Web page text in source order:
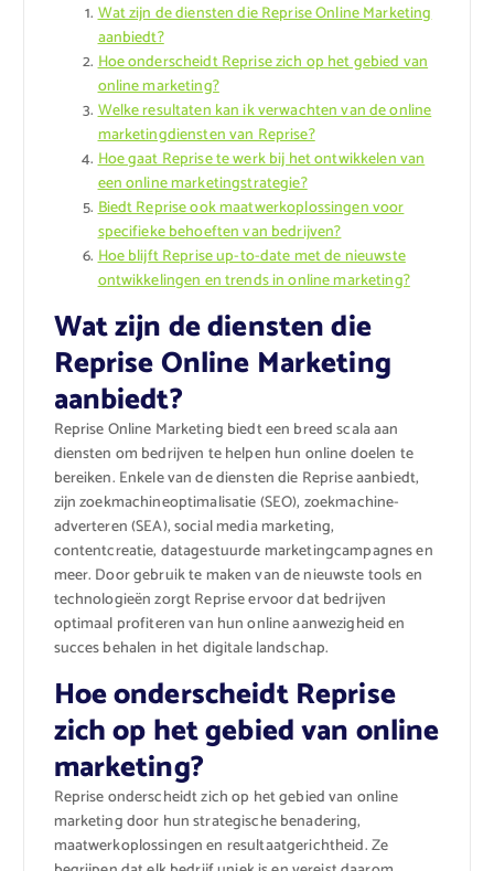
Wat zijn de diensten die Reprise Online Marketing
aanbiedt?
Hoe onderscheidt Reprise zich op het gebied van
online marketing?
Welke resultaten kan ik verwachten van de online
marketingdiensten van Reprise?
Hoe gaat Reprise te werk bij het ontwikkelen van
een online marketingstrategie?
Biedt Reprise ook maatwerkoplossingen voor
specifieke behoeften van bedrijven?
Hoe blijft Reprise up-to-date met de nieuwste
ontwikkelingen en trends in online marketing?
Wat zijn de diensten die
Reprise Online Marketing
aanbiedt?
Reprise Online Marketing biedt een breed scala aan
diensten om bedrijven te helpen hun online doelen te
bereiken. Enkele van de diensten die Reprise aanbiedt,
zijn zoekmachineoptimalisatie (SEO), zoekmachine-
adverteren (SEA), social media marketing,
contentcreatie, datagestuurde marketingcampagnes en
meer. Door gebruik te maken van de nieuwste tools en
technologieën zorgt Reprise ervoor dat bedrijven
optimaal profiteren van hun online aanwezigheid en
succes behalen in het digitale landschap.
Hoe onderscheidt Reprise
zich op het gebied van online
marketing?
Reprise onderscheidt zich op het gebied van online
marketing door hun strategische benadering,
maatwerkoplossingen en resultaatgerichtheid. Ze